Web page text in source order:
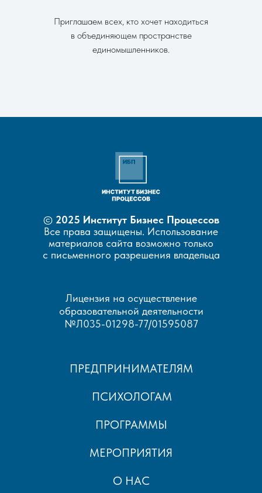
Приглашаем всех, кто хочет находиться
в объединяющем пространстве
единомышленников.
Лицензия на осуществление
образовательной деятельности
№Л035-01298-77/01595087
О НАС
ПСИХОЛОГАМ
ПРОГРАММЫ
ПРЕДПРИНИМАТЕЛЯМ
МЕРОПРИЯТИЯ
© 2025 Институт Бизнес Процессов
Все права защищены. Использование
материалов сайта возможно только
с письменного разрешения владельца